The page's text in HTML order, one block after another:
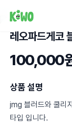
레오파드게코
100,000
상품 설명
jmg 블러드와 쿨리
타입 입니다.